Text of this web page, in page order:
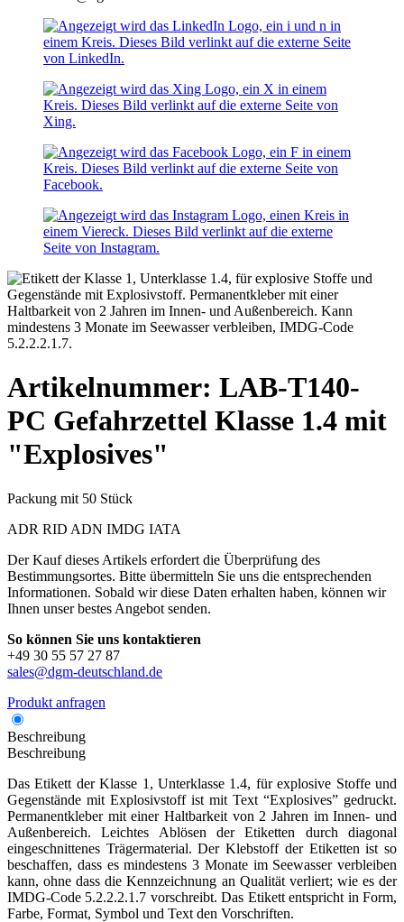
Artikelnummer: LAB-T140-
PC Gefahrzettel Klasse 1.4 mit
"Explosives"
Packung mit 50 Stück
ADR RID ADN IMDG IATA
Der Kauf dieses Artikels erfordert die Überprüfung des
Bestimmungsortes. Bitte übermitteln Sie uns die entsprechenden
Informationen. Sobald wir diese Daten erhalten haben, können wir
Ihnen unser bestes Angebot senden.
So können Sie uns kontaktieren
+49 30 55 57 27 87
sales@dgm-deutschland.de
Produkt anfragen
Beschreibung
Beschreibung
Das Etikett der Klasse 1, Unterklasse 1.4, für explosive Stoffe und
Gegenstände mit Explosivstoff ist mit Text “Explosives” gedruckt.
Permanentkleber mit einer Haltbarkeit von 2 Jahren im Innen- und
Außenbereich. Leichtes Ablösen der Etiketten durch diagonal
eingeschnittenes Trägermaterial. Der Klebstoff der Etiketten ist so
beschaffen, dass es mindestens 3 Monate im Seewasser verbleiben
kann, ohne dass die Kennzeichnung an Qualität verliert; wie es der
IMDG-Code 5.2.2.2.1.7 vorschreibt. Das Etikett entspricht in Form,
Farbe, Format, Symbol und Text den Vorschriften.